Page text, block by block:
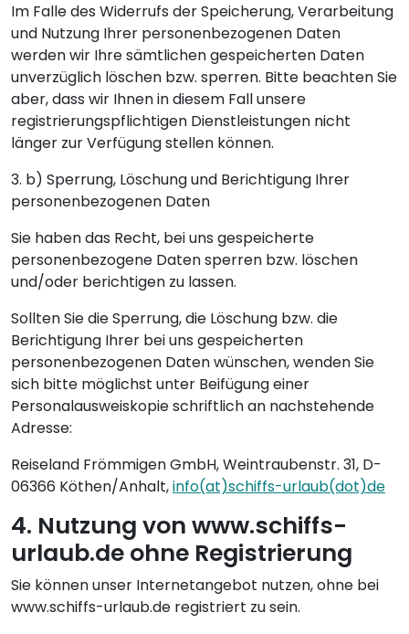
Im Falle des Widerrufs der Speicherung, Verarbeitung
und Nutzung Ihrer personenbezogenen Daten
werden wir Ihre sämtlichen gespeicherten Daten
unverzüglich löschen bzw. sperren. Bitte beachten Sie
aber, dass wir Ihnen in diesem Fall unsere
registrierungspflichtigen Dienstleistungen nicht
länger zur Verfügung stellen können.
3. b) Sperrung, Löschung und Berichtigung Ihrer
personenbezogenen Daten
Sie haben das Recht, bei uns gespeicherte
personenbezogene Daten sperren bzw. löschen
und/oder berichtigen zu lassen.
Sollten Sie die Sperrung, die Löschung bzw. die
Berichtigung Ihrer bei uns gespeicherten
personenbezogenen Daten wünschen, wenden Sie
sich bitte möglichst unter Beifügung einer
Personalausweiskopie schriftlich an nachstehende
Adresse:
Reiseland Frömmigen GmbH, Weintraubenstr. 31, D-
06366 Köthen/Anhalt,info(at)schiffs-urlaub(dot)de
4. Nutzung von www.schiffs-
urlaub.de ohne Registrierung
Sie können unser Internetangebot nutzen, ohne bei
www.schiffs-urlaub.de registriert zu sein.